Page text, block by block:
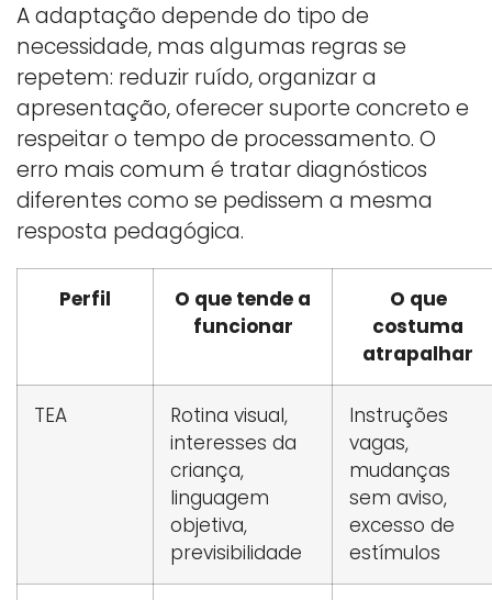
A adaptação depende do tipo de
necessidade, mas algumas regras se
repetem: reduzir ruído, organizar a
apresentação, oferecer suporte concreto e
respeitar o tempo de processamento. O
erro mais comum é tratar diagnósticos
diferentes como se pedissem a mesma
resposta pedagógica.
Perfil
O que tende a
funcionar
O que
costuma
atrapalhar
TEA
Rotina visual,
interesses da
criança,
linguagem
objetiva,
previsibilidade
Instruções
vagas,
mudanças
sem aviso,
excesso de
estímulos